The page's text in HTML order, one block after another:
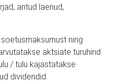
antud laenud,
ning
aktsiate turuhind
/ tulu kajastatakse
dividendid.